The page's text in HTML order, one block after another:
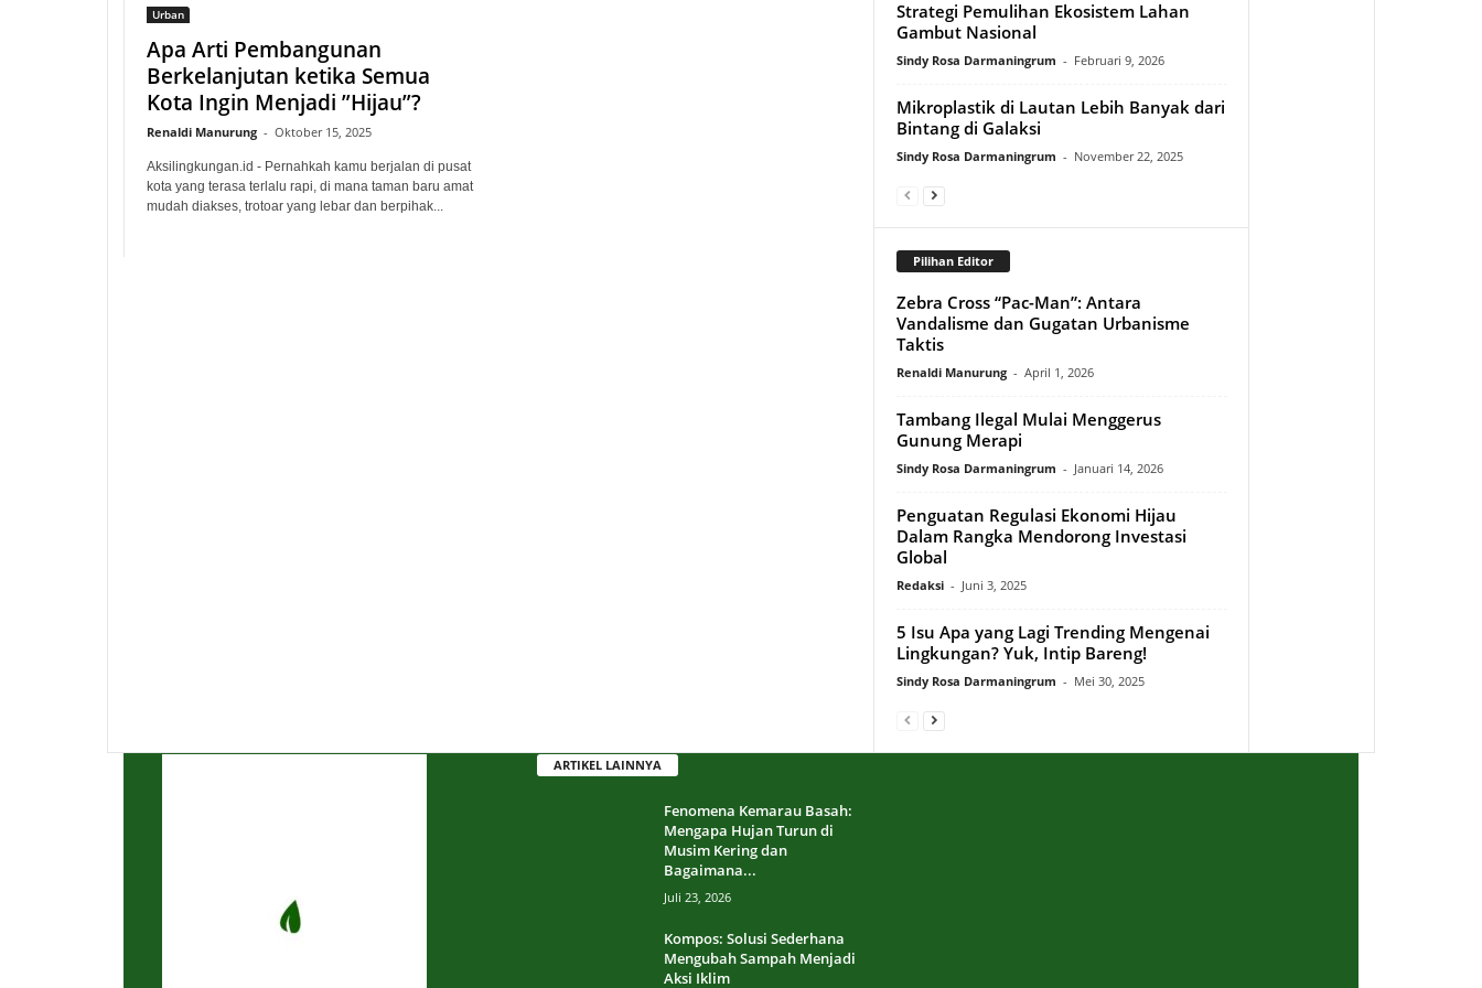
Urban
Apa Arti Pembangunan
Berkelanjutan ketika Semua
Kota Ingin Menjadi ”Hijau”?
Renaldi Manurung - Oktober 15, 2025
Aksilingkungan.id - Pernahkah kamu berjalan di pusat
kota yang terasa terlalu rapi, di mana taman baru amat
mudah diakses, trotoar yang lebar dan berpihak...
Strategi Pemulihan Ekosistem Lahan
Gambut Nasional
Sindy Rosa Darmaningrum - Februari 9, 2026
Mikroplastik di Lautan Lebih Banyak dari
Bintang di Galaksi
Sindy Rosa Darmaningrum - November 22, 2025
Pilihan Editor
Zebra Cross “Pac-Man”: Antara
Vandalisme dan Gugatan Urbanisme
Taktis
Renaldi Manurung - April 1, 2026
Tambang Ilegal Mulai Menggerus
Gunung Merapi
Sindy Rosa Darmaningrum - Januari 14, 2026
Penguatan Regulasi Ekonomi Hijau
Dalam Rangka Mendorong Investasi
Global
Redaksi - Juni 3, 2025
5 Isu Apa yang Lagi Trending Mengenai
Lingkungan? Yuk, Intip Bareng!
Sindy Rosa Darmaningrum - Mei 30, 2025
ARTIKEL LAINNYA
Fenomena Kemarau Basah:
Mengapa Hujan Turun di
Musim Kering dan
Bagaimana...
Juli 23, 2026
Kompos: Solusi Sederhana
Mengubah Sampah Menjadi
Aksi Iklim